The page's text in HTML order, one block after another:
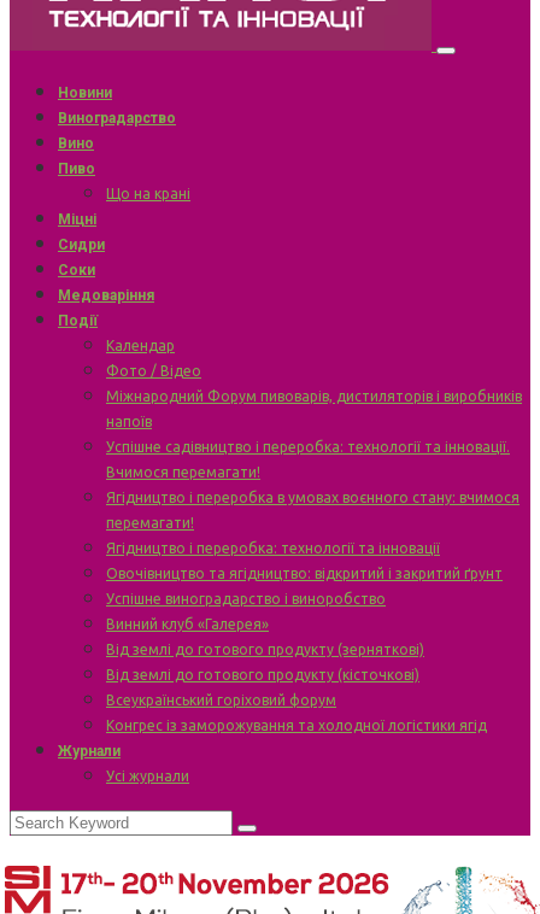
Новини
Виноградарство
Вино
Пиво
Що на крані
Міцні
Сидри
Соки
Медоваріння
Події
Календар
Фото / Відео
Міжнародний Форум пивоварів, дистиляторів і виробників
напоїв
Успішне садівництво і переробка: технології та інновації.
Вчимося перемагати!
Ягідництво і переробка в умовах воєнного стану: вчимося
перемагати!
Ягідництво і переробка: технології та інновації
Овочівництво та ягідництво: відкритий і закритий ґрунт
Успішне виноградарство і виноробство
Винний клуб «Галерея»
Від землі до готового продукту (зерняткові)
Від землі до готового продукту (кісточкові)
Всеукраїнський горіховий форум
Конгрес із заморожування та холодної логістики ягід
Журнали
Усі журнали